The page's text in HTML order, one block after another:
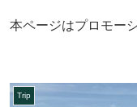
本ページはプロモー
Trip